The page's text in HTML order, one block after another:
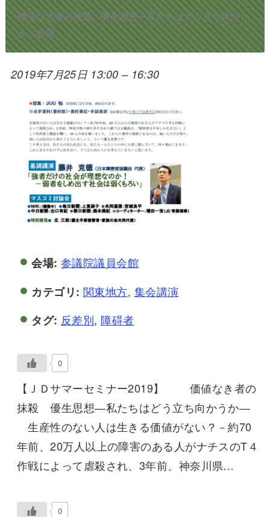
価値なき者の抹殺 優生思想ー私たちはどう立ち向かう
か／参院
2019年7月25日 13:00 – 16:30
会場: 参議院議員会館
カテゴリ: 関東地方, 集会講演
タグ: 反差別,障碍者
0
【ＪＤサマーセミナー2019】 価値なき者の
抹殺 優生思想―私たちはどう立ち向かうか―
生産性のない人は生きる価値がない？－約70
年前、20万人以上の障害のある人がナチスのT４
作戦によって虐殺され、3年前、神奈川県…
0